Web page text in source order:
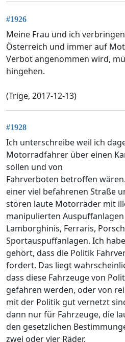
#1926
Meine Frau und ich
Österreich und immer auf
Verbot angenommen wird,
hingehen.
(Trige, 2017-12-13)
#1928
Ich unterschreibe weil ich
Motorradfahrer über einen
sollen und von
Fahrverboten betroffen
einer viel befahrenen Straße
stören laute Motorräder mit
manipulierten
Lamborghinis, Ferraris,
Sportauspuffanlagen. Ich
gehört, dass die Politik
fordert. Das liegt
dass diese Fahrzeuge von
gefahren werden, oder von
mit der Politik gut vernetzt
dann nur für Fahrzeuge, die
den gesetzlichen
zwei oder vier Räder.